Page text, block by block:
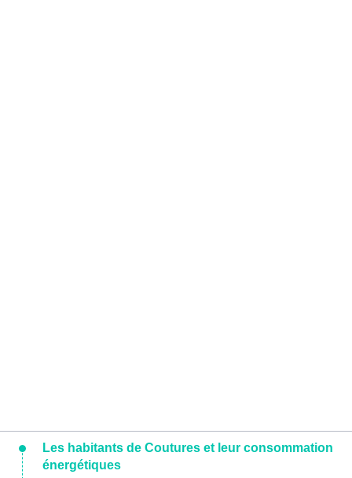
Les habitants de Coutures et leur consommation
énergétiques